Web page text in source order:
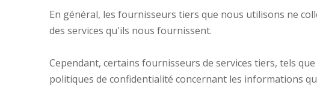
En général, les fournisseurs tiers que nous utilisons ne
des services qu'ils nous fournissent.
Cependant, certains fournisseurs de services tiers, tels
politiques de confidentialité concernant les informations